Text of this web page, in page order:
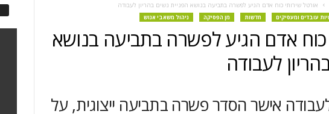
אורטל שירותי כוח אדם הגיע לפשרה בתביעה בנושא הפניית נשים בהריון לעבודה
עובדים ומעסיקים חדשות מן הפסיקה ניהול משאבי אנוש
כוח אדם הגיע לפשרה בתביעה בנושא
לעבודה
לעבודה אישר הסדר פשרה בתביעה ייצוגית, על